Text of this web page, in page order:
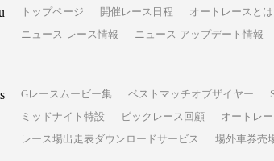
トップページ 開催レース日程 オートレースとは
ニュース-レース情報
ニュース-アップデート情報
Gレースムービー集 ベストマッチオブザイヤー
ミッドナイト特設
ビックレース回顧 オートレ
レース場出走表ダウンロードサービス
場外車券売